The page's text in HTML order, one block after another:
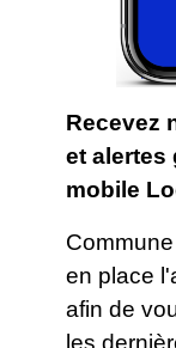
Recevez
et alertes
mobile
en place
afin de
les